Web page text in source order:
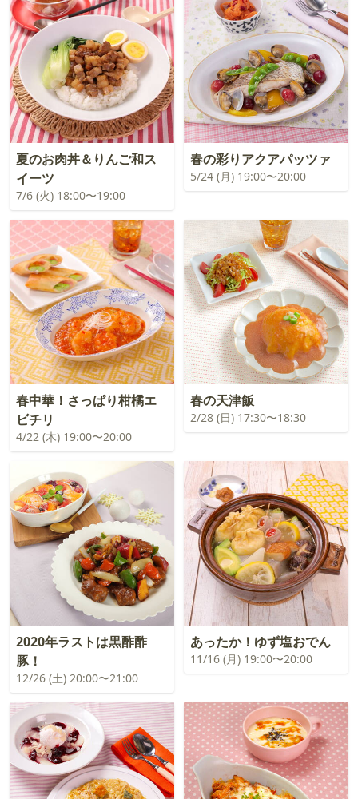
夏のお肉丼＆りんご和ス
イーツ
7/6 (火) 18:00〜19:00
春の彩りアクアパッツァ
5/24 (月) 19:00〜20:00
春中華！さっぱり柑橘エ
ビチリ
4/22 (木) 19:00〜20:00
春の天津飯
2/28 (日) 17:30〜18:30
2020年ラストは黒酢酢
豚！
12/26 (土) 20:00〜21:00
あったか！ゆず塩おでん
11/16 (月) 19:00〜20:00